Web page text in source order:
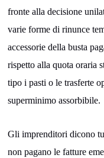
fronte alla decisione
varie forme di rinunce
accessorie della busta
rispetto alla quota oraria
tipo i pasti o le trasferte
superminimo assorbibile.
Gli imprenditori dicono
non pagano le fatture